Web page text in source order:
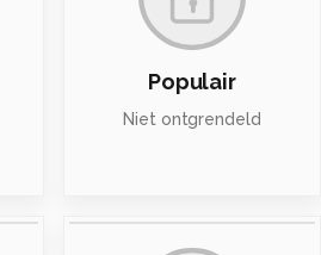
Populair
Niet ontgrendeld